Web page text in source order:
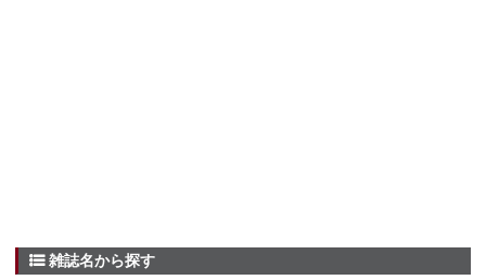
雑誌名から探す